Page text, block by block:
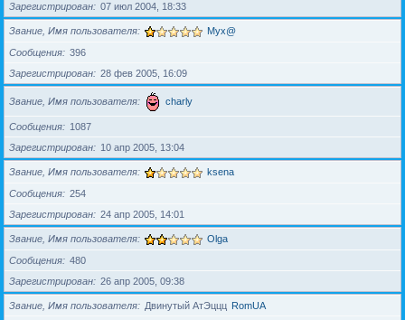
Зарегистрирован
07 июл 2004, 18:33
Звание, Имя пользователя Myx@
Сообщения
396
Зарегистрирован
28 фев 2005, 16:09
Звание, Имя пользователя charly
Сообщения
1087
Зарегистрирован
10 апр 2005, 13:04
Звание, Имя пользователя ksena
Сообщения
254
Зарегистрирован
24 апр 2005, 14:01
Звание, Имя пользователя Olga
Сообщения
480
Зарегистрирован
26 апр 2005, 09:38
Звание, Имя пользователя Двинутый АтЭццц RomUA